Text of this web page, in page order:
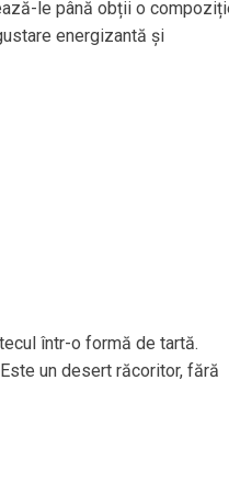
le până obții o
energizantă și
într-o formă de tartă.
un desert răcoritor, fără